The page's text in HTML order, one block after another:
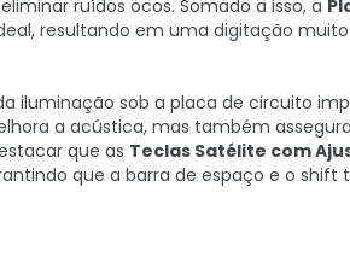
ruídos ocos. Somado a isso, a
resultando em uma digitação
iluminação sob a placa de circuito
a acústica, mas também
que as Teclas Satélite com
que a barra de espaço e o shift